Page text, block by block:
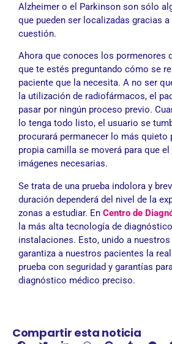
Alzheimer o el Parkinson son sólo
que pueden ser localizadas gracias
cuestión.
Ahora que conoces los pormenores
que te estés preguntando cómo se
paciente que la necesita. A no ser
la utilización de radiofármacos, el
pasar por ningún proceso previo.
lo tenga todo listo, el usuario se
procurará permanecer lo más
propia camilla se moverá para que
imágenes necesarias.
Se trata de una prueba indolora y
duración dependerá del nivel de la
zonas a estudiar. En Centro de
la más alta tecnología de
instalaciones. Esto, unido a
garantiza a nuestros pacientes la
prueba con seguridad y garantías
diagnóstico médico preciso.
Compartir esta noticia